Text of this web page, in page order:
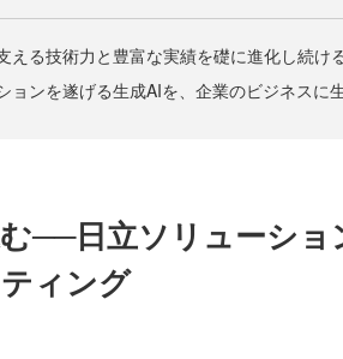
える技術力と豊富な実績を礎に進化し続け
ョンを遂げる生成AIを、企業のビジネスに
──日立ソリューショ
ィング